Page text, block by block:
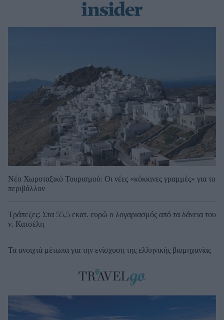
Νέο Χωροταξικό Τουρισμού: Οι νέες «κόκκινες γραμμές» για το
περιβάλλον
Τράπεζες: Στα 55,5 εκατ. ευρώ ο λογαριασμός από τα δάνεια του
ν. Κατσέλη
Τα ανοιχτά μέτωπα για την ενίσχυση της ελληνικής βιομηχανίας